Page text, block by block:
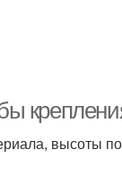
высоты